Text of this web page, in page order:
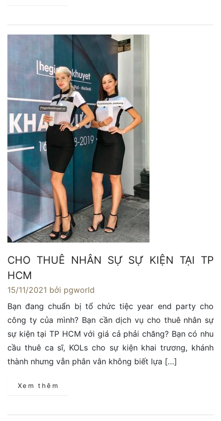
CHO THUÊ NHÂN SỰ SỰ KIỆN TẠI TP
HCM
15/11/2021 bởi pgworld
Bạn đang chuẩn bị tổ chức tiệc year end party cho
công ty của mình? Bạn cần dịch vụ cho thuê nhân sự
sự kiện tại TP HCM với giá cả phải chăng? Bạn có nhu
cầu thuê ca sĩ, KOLs cho sự kiện khai trương, khánh
thành nhưng vẫn phân vân không biết lựa […]
Xem thêm